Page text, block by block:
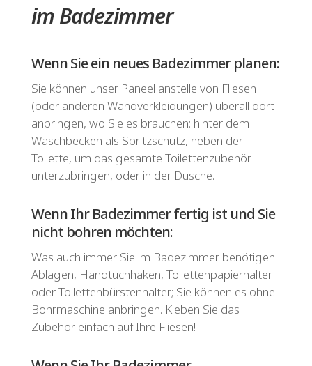
im Badezimmer
Wenn Sie ein neues Badezimmer planen:
Sie können unser Paneel anstelle von Fliesen
(oder anderen Wandverkleidungen) überall dort
anbringen, wo Sie es brauchen: hinter dem
Waschbecken als Spritzschutz, neben der
Toilette, um das gesamte Toilettenzubehör
unterzubringen, oder in der Dusche.
Wenn Ihr Badezimmer fertig ist und Sie
nicht bohren möchten:
Was auch immer Sie im Badezimmer benötigen:
Ablagen, Handtuchhaken, Toilettenpapierhalter
oder Toilettenbürstenhalter; Sie können es ohne
Bohrmaschine anbringen. Kleben Sie das
Zubehör einfach auf Ihre Fliesen!